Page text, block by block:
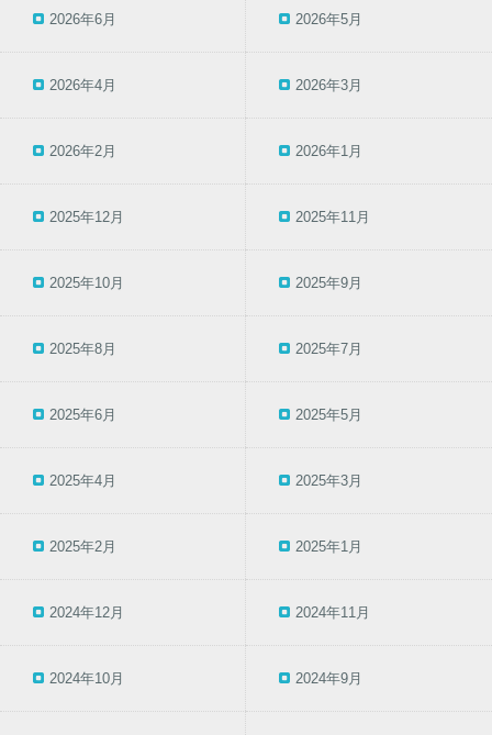
2026年6月 2026年5月
2026年4月 2026年3月
2026年2月 2026年1月
2025年12月 2025年11月
2025年10月 2025年9月
2025年8月 2025年7月
2025年6月 2025年5月
2025年4月 2025年3月
2025年2月 2025年1月
2024年12月 2024年11月
2024年10月 2024年9月